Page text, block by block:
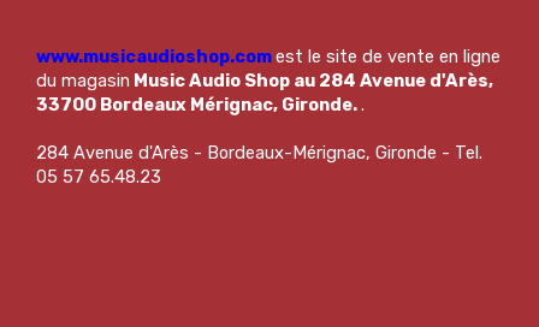
www.musicaudioshop.comest le site de vente en ligne
du magasin Music Audio Shop au 284 Avenue d'Arès,
33700 Bordeaux Mérignac, Gironde..
284 Avenue d'Arès - Bordeaux-Mérignac, Gironde - Tel.
05 57 65.48.23